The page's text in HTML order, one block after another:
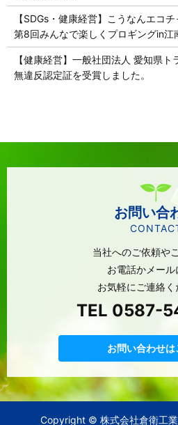
【SDGs・健康経営】こうなんエコ
第8回みんなで楽しくプロギングin江
【健康経営】一般社団法人 愛知県ト
無違反認定証を受賞しました。
お問い合
当社へのご依頼や
お電話かメール
お気軽にご連絡く
TEL 0587-
お問い合わせは
Copyright © 株式会社倉衛工